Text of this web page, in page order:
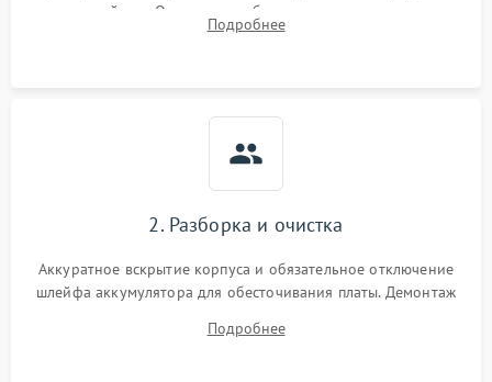
устройства. Оценка потребления тока с помощью
лабораторного блока питания для локализации проблемы.
Подробнее
2. Разборка и очистка
Аккуратное вскрытие корпуса и обязательное отключение
шлейфа аккумулятора для обесточивания платы. Демонтаж
высохшей термопасты с кристаллов чипов.
Подробнее